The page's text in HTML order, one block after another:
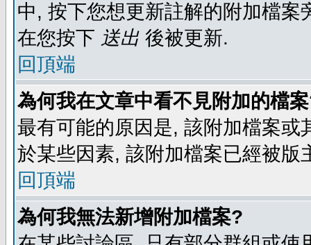
中, 按下您想更新註解的附加檔案
在您按下 送出 後被更新.
回頂端
為何我在文章中看不見附加的檔
最有可能的原因是, 該附加檔案
於某些因素, 該附加檔案已經被版
回頂端
為何我無法新增附加檔案?